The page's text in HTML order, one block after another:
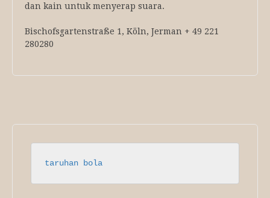
dan kain untuk menyerap suara.
Bischofsgartenstraße 1, Köln, Jerman + 49 221
280280
taruhan bola